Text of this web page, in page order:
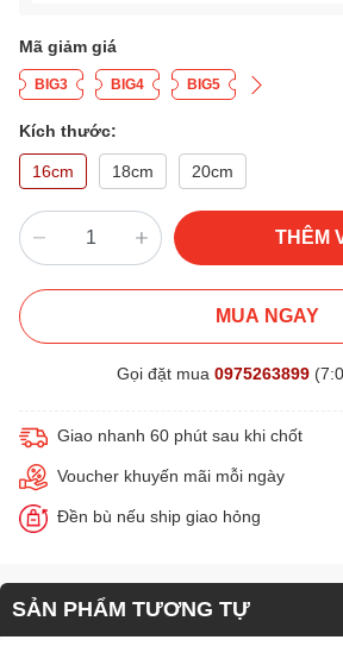
Mã giảm giá
BIG3 BIG4 BIG5
Kích thước:
16cm 18cm 20cm
THÊM
MUA NGAY
Gọi đặt mua 0975263899
Giao nhanh 60 phút sau khi chốt
Voucher khuyến mãi mỗi ngày
Đền bù nếu ship giao hỏng
SẢN PHẨM TƯƠNG TỰ